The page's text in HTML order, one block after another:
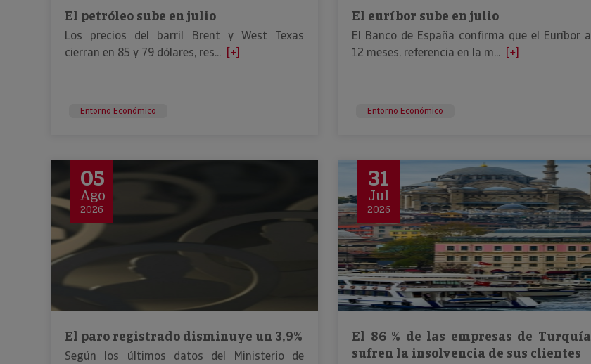
El petróleo sube en julio
Los precios del barril Brent y West Texas
cierran en 85 y 79 dólares, res... [+]
Entorno Económico
El euríbor sube en julio
El Banco de España confirma que el Euríbor a
12 meses, referencia en la m... [+]
Entorno Económico
05
Ago
2026
El paro registrado disminuye un 3,9%
Según los últimos datos del Ministerio de
31
Jul
2026
El 86 % de las empresas de Turquía
sufren la insolvencia de sus clientes